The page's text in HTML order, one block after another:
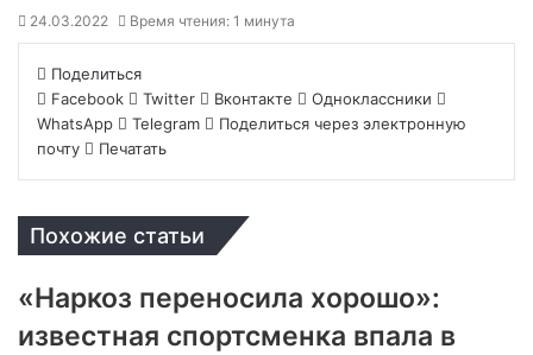
24.03.2022 Время чтения: 1 минута
Поделиться
Facebook
Twitter Вконтакте
Одноклассники
WhatsApp
Telegram
Поделиться через электронную
почту
Печатать
Похожие статьи
«Наркоз переносила хорошо»:
известная спортсменка впала в